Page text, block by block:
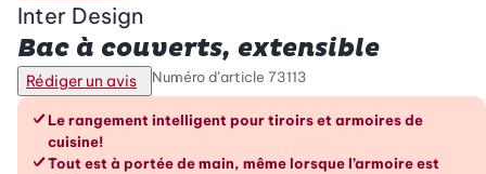
Inter Design
Bac à couverts, extensible
Rédiger un avis Numéro d’article 73113
Les avantages en un coup d’œil
Le rangement intelligent pour tiroirs et armoires de
cuisine!
Tout est à portée de main, même lorsque l’armoire est